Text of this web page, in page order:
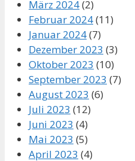
März 2024(2)
Februar 2024(11)
Januar 2024(7)
Dezember 2023 (3)
Oktober 2023 (10)
September 2023 (7)
August 2023 (6)
Juli 2023 (12)
Juni 2023 (4)
Mai 2023 (5)
April 2023 (4)